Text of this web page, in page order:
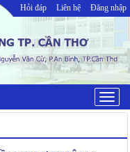
Hỏi đáp Liên hệ Đăng nhập